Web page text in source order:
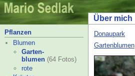
Über mich
Pflanzen
Blumen
Garten-
blumen (64 Fotos)
rote
Donaupark
Gartenblumen